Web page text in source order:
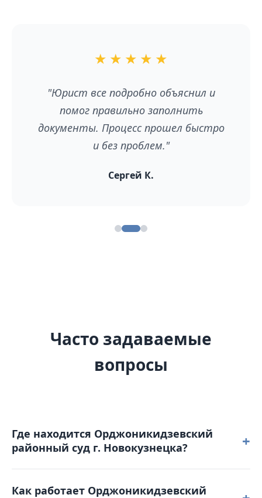
★ ★ ★ ★ ★
"Юрист все подробно объяснил и
помог правильно заполнить
документы. Процесс прошел быстро
и без проблем."
Сергей К.
Часто задаваемые
вопросы
Где находится Орджоникидзевский
районный суд г. Новокузнецка?
+
расположен по адресу: 654025, Кемеровская
Как работает Орджоникидзевский